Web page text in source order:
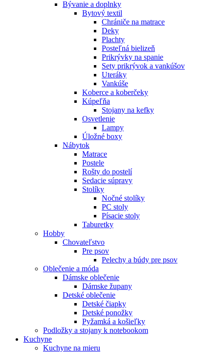
Bývanie a doplnky
Bytový textil
Chrániče na matrace
Deky
Plachty
Posteľná bielizeň
Prikrývky na spanie
Sety prikrývok a vankúšov
Uteráky
Vankúše
Koberce a koberčeky
Kúpeľňa
Stojany na kefky
Osvetlenie
Lampy
Úložné boxy
Nábytok
Matrace
Postele
Rošty do postelí
Sedacie súpravy
Stolíky
Nočné stolíky
PC stoly
Písacie stoly
Taburetky
Hobby
Chovateľstvo
Pre psov
Pelechy a búdy pre psov
Oblečenie a móda
Dámske oblečenie
Dámske župany
Detské oblečenie
Detské čiapky
Detské ponožky
Pyžamká a košieľky
Podložky a stojany k notebookom
Kuchyne
Kuchyne na mieru